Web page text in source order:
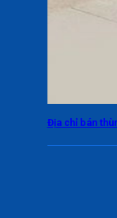
Địa chỉ bán